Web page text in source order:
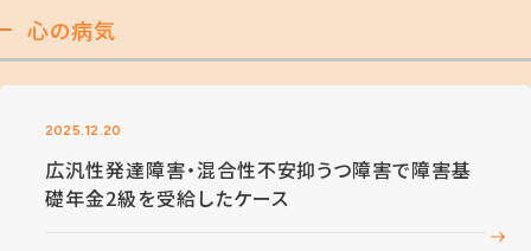
心の病気
2025.12.20
広汎性発達障害・混合性不安抑うつ障害で障害基
礎年金2級を受給したケース